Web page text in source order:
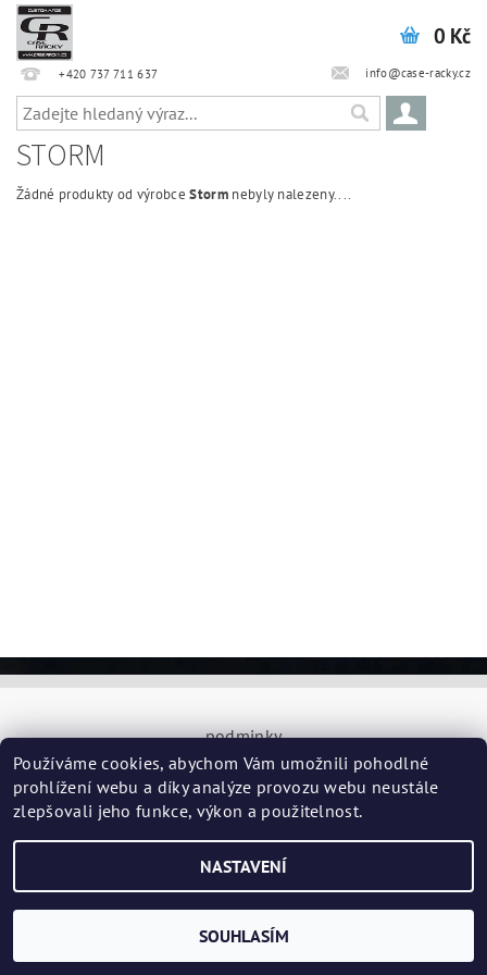
+420 737 711 637 info@case-racky.cz
0 Kč
STORM
Žádné produkty od výrobceStormnebyly nalezeny....
podminky
2026 ©CASE - RACKY, všechna práva vyhrazena
Vytvořil Shoptet
Používáme cookies, abychom Vám umožnili pohodlné
prohlížení webu a díky analýze provozu webu neustále
zlepšovali jeho funkce, výkon a použitelnost.
NASTAVENÍ
SOUHLASÍM